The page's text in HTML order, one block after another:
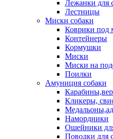
Лежанки для
Лестницы
Миски собаки
Коврики под
Контейнеры
Кормушки
Миски
Миски на
Поилки
Амуниция собаки
Кликеры,
Намордники
Ошейники
Поводки для